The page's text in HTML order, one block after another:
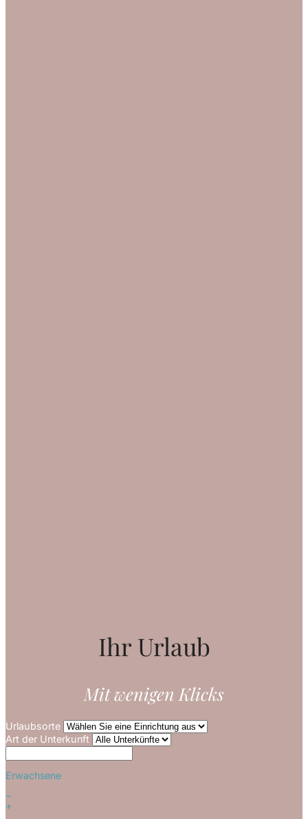
Ihr Urlaub
Mit wenigen Klicks
Urlaubsorte
Art der Unterkunft
Erwachsene
−
+